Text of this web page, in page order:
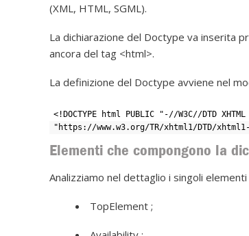
(XML, HTML, SGML).
La dichiarazione del Doctype va inserita
ancora del tag <html>.
La definizione del Doctype avviene nel
<!DOCTYPE html PUBLIC "-//W3C//DTD
"https://www.w3.org/TR/xhtml1/DTD/
Elementi che compongono la
Analizziamo nel dettaglio i singoli
TopElement ;